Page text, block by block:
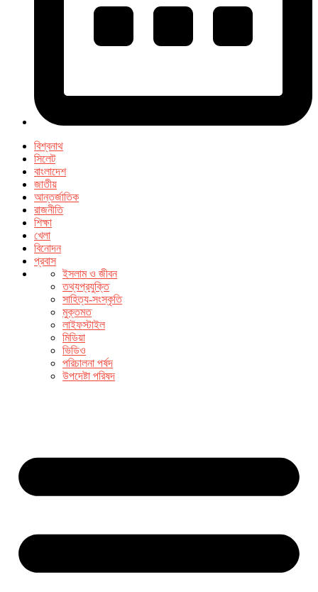
বিশ্বনাথ
সিলেট
বাংলাদেশ
জাতীয়
আন্তর্জাতিক
রাজনীতি
শিক্ষা
খেলা
বিনোদন
প্রবাস
ইসলাম ও জীবন
তথ্যপ্রযুক্তি
সাহিত্য-সংস্কৃতি
মুক্তমত
লাইফস্টাইল
মিডিয়া
ভিডিও
পরিচালনা পর্ষদ
উপদেষ্টা পরিষদ